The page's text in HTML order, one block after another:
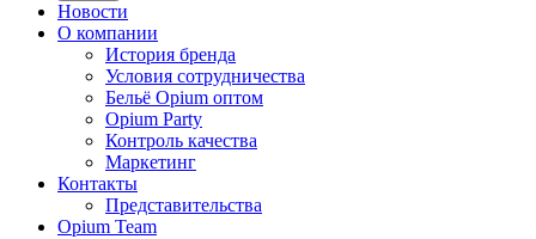
Новости
О компании
История бренда
Условия сотрудничества
Бельё Opium оптом
Opium Party
Контроль качества
Маркетинг
Контакты
Представительства
Opium Team